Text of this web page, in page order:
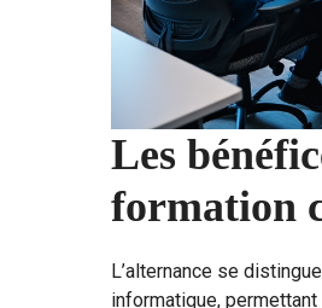
Les
formation
L’alternance se
informatique,